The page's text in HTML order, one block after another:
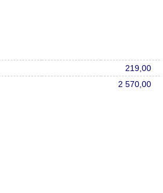
219,00
2 570,00